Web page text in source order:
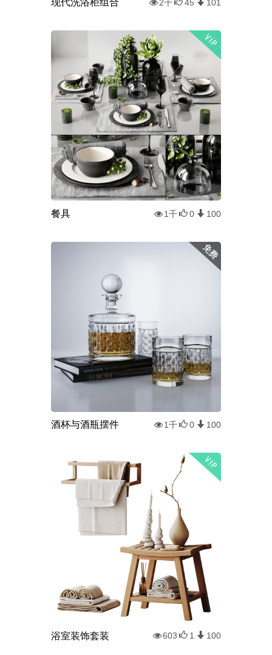
现代洗浴柜组合 2千 45 101
餐具 1千 0 100
酒杯与酒瓶摆件 1千 0 100
浴室装饰套装 603 1 100